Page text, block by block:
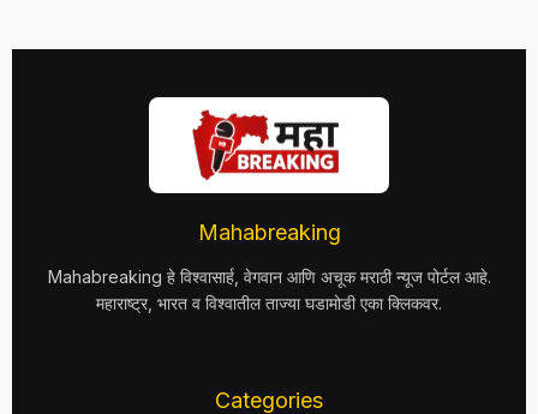
Mahabreaking
Mahabreaking हे विश्वासार्ह, वेगवान आणि अचूक मराठी न्यूज पोर्टल आहे.
महाराष्ट्र, भारत व विश्वातील ताज्या घडामोडी एका क्लिकवर.
Categories